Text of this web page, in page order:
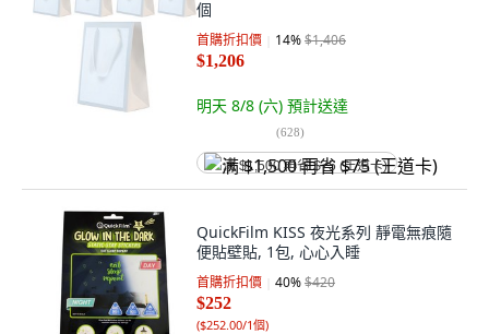
個
首購折扣價 14%$1,406
$1,206
明天 8/8 (六) 預計送達
(628)
满 $1,500 再省 $75 (王道卡)
QuickFilm KISS 夜光系列 靜電無痕隨
便貼壁貼, 1包, 心心入睡
首購折扣價 40%$420
$252
($252.00/1個)